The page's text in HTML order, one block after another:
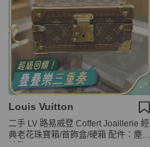
Louis Vuitton
二手 LV 路易威登 Coffert Joaillerie 經
典老花珠寶箱/首飾盒/硬箱 配件：塵袋